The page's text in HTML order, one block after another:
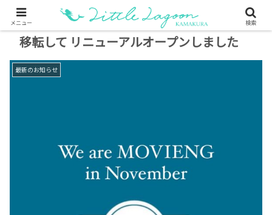
移転して リニューアルオープンしました
最新のお知らせ
メニュー 検索